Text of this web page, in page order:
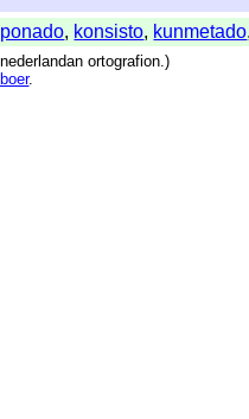
, konsisto, kunmetado
nederlandan ortografion.)
.